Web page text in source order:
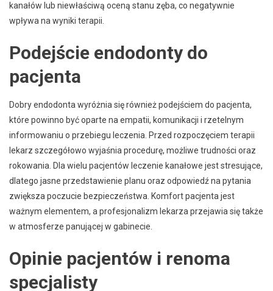
kanałów lub niewłaściwą oceną stanu zęba, co negatywnie
wpływa na wyniki terapii.
Podejście endodonty do
pacjenta
Dobry endodonta wyróżnia się również podejściem do pacjenta,
które powinno być oparte na empatii, komunikacji i rzetelnym
informowaniu o przebiegu leczenia. Przed rozpoczęciem terapii
lekarz szczegółowo wyjaśnia procedurę, możliwe trudności oraz
rokowania. Dla wielu pacjentów leczenie kanałowe jest stresujące,
dlatego jasne przedstawienie planu oraz odpowiedź na pytania
zwiększa poczucie bezpieczeństwa. Komfort pacjenta jest
ważnym elementem, a profesjonalizm lekarza przejawia się także
w atmosferze panującej w gabinecie.
Opinie pacjentów i renoma
specjalisty